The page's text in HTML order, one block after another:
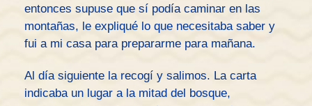
entonces supuse que sí podía caminar en las
montañas, le expliqué lo que necesitaba saber y
fui a mi casa para prepararme para mañana.
Al día siguiente la recogí y salimos. La carta
indicaba un lugar a la mitad del bosque,